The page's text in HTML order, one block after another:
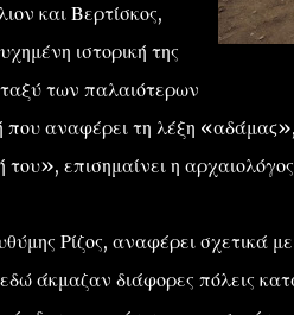
και Βερτίσκος,
ιστορική της
των παλαιότερων
που αναφέρει τη λέξη
επισημαίνει η
Ρίζος, αναφέρει σχετικά
άκμαζαν διάφορες πόλεις